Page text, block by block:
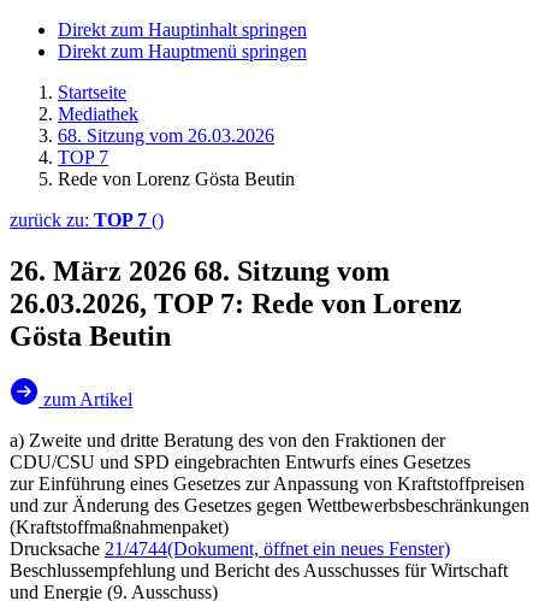
Direkt zum Hauptinhalt springen
Direkt zum Hauptmenü springen
Startseite
Mediathek
68. Sitzung vom 26.03.2026
TOP 7
Rede von Lorenz Gösta Beutin
zurück zu: TOP 7 ()
26. März 2026 68. Sitzung vom
26.03.2026, TOP 7: Rede von Lorenz
Gösta Beutin
zum Artikel
a) Zweite und dritte Beratung des von den Fraktionen der
CDU/CSU und SPD eingebrachten Entwurfs eines Gesetzes
zur Einführung eines Gesetzes zur Anpassung von Kraftstoffpreisen
und zur Änderung des Gesetzes gegen Wettbewerbsbeschränkungen
(Kraftstoffmaßnahmenpaket)
Drucksache 21/4744(Dokument, öffnet ein neues Fenster)
Beschlussempfehlung und Bericht des Ausschusses für Wirtschaft
und Energie (9. Ausschuss)